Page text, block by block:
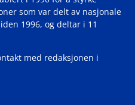
som var delt av nasjonale
1996, og deltar i 11
med redaksjonen i